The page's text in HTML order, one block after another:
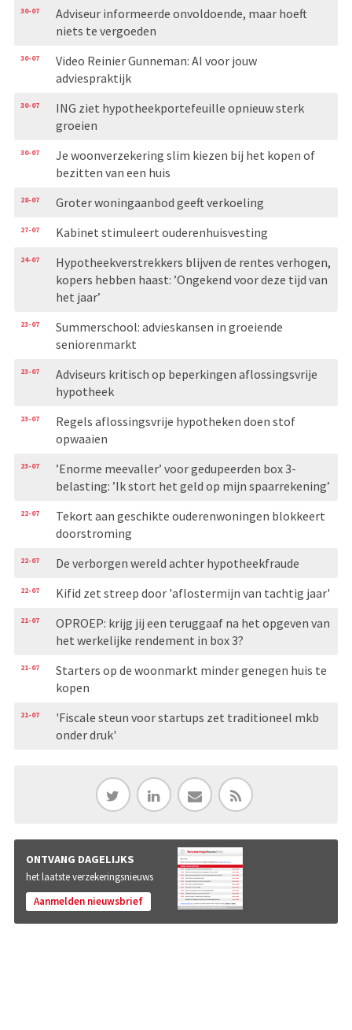
30-07
Adviseur informeerde onvoldoende, maar hoeft
niets te vergoeden
30-07
Video Reinier Gunneman: AI voor jouw
adviespraktijk
30-07
ING ziet hypotheekportefeuille opnieuw sterk
groeien
30-07
Je woonverzekering slim kiezen bij het kopen of
bezitten van een huis
28-07 Groter woningaanbod geeft verkoeling
27-07 Kabinet stimuleert ouderenhuisvesting
24-07
Hypotheekverstrekkers blijven de rentes verhogen,
kopers hebben haast: ’Ongekend voor deze tijd van
het jaar’
23-07
Summerschool: advieskansen in groeiende
seniorenmarkt
23-07
Adviseurs kritisch op beperkingen aflossingsvrije
hypotheek
23-07
Regels aflossingsvrije hypotheken doen stof
opwaaien
23-07
’Enorme meevaller’ voor gedupeerden box 3-
belasting: ’Ik stort het geld op mijn spaarrekening’
22-07
Tekort aan geschikte ouderenwoningen blokkeert
doorstroming
22-07 De verborgen wereld achter hypotheekfraude
22-07 Kifid zet streep door 'aflostermijn van tachtig jaar'
21-07
OPROEP: krijg jij een teruggaaf na het opgeven van
het werkelijke rendement in box 3?
21-07
Starters op de woonmarkt minder genegen huis te
kopen
21-07
'Fiscale steun voor startups zet traditioneel mkb
onder druk'
ONTVANG DAGELIJKS
het laatste verzekeringsnieuws
Aanmelden nieuwsbrief